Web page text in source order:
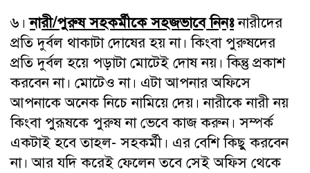
৬।নারী/পুরুষ সহকর্মীকে সহজভাবে নিনঃনারীদের
প্রতি দুর্বল থাকাটা দোষের হয় না। কিংবা পুরুষদের
প্রতি দুর্বল হয়ে পড়াটা মোটেই দোষ নয়। কিন্তু প্রকাশ
করবেন না। মোটেও না। এটা আপনার অফিসে
আপনাকে অনেক নিচে নামিয়ে দেয়। নারীকে নারী নয়
কিংবা পুরূষকে পুরুষ না ভেবে কাজ করুন। সম্পর্ক
একটাই হবে তাহল- সহকর্মী। এর বেশি কিছু করবেন
না। আর যদি করেই ফেলেন তবে সেই অফিস থেকে